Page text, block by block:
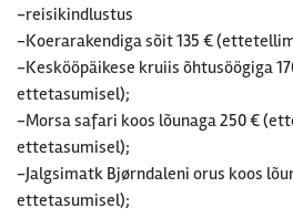
-reisikindlustus
-Koerarakendiga sõit 135 €
-Keskööpäikese kruiis õhtusöögiga
ettetasumisel);
-Morsa safari koos lõunaga 250 €
ettetasumisel);
-Jalgsimatk Bjørndaleni orus koos
ettetasumisel);